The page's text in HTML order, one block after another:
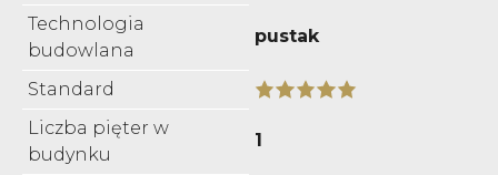
Technologia
budowlana
pustak
Standard
Liczba pięter w
budynku
1